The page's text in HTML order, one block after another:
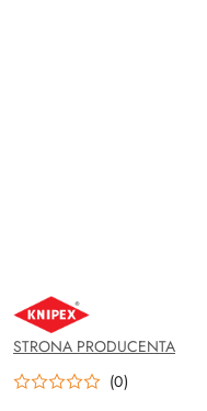
NAZWA
PRODUCENTA:
KNIPEX
STRONA PRODUCENTA
(0)